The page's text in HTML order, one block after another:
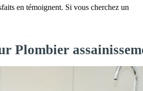
en témoignent. Si vous cherchez un
Plombier